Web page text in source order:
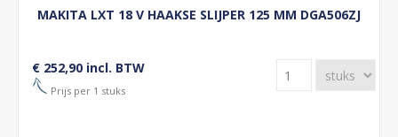
MAKITA LXT 18 V HAAKSE SLIJPER 125 MM DGA506ZJ
€ 252,90 incl. BTW
Prijs per 1 stuks